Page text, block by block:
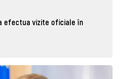
efectua vizite oficiale în